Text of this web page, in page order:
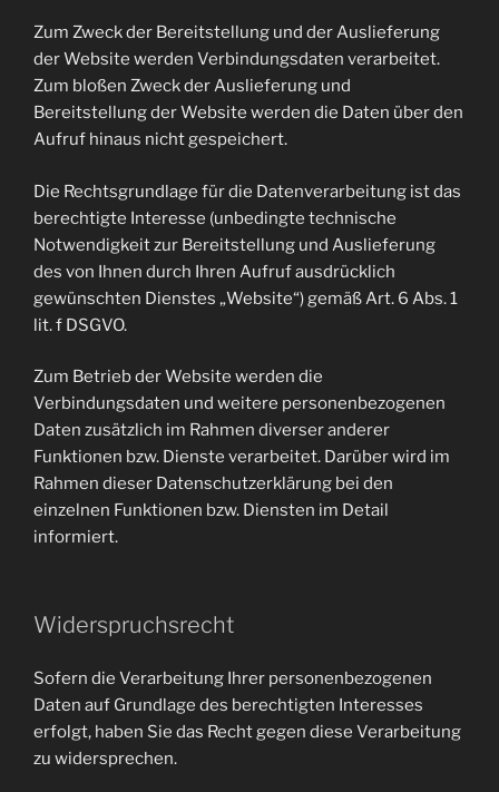
Zum Zweck der Bereitstellung und der Auslieferung
der Website werden Verbindungsdaten verarbeitet.
Zum bloßen Zweck der Auslieferung und
Bereitstellung der Website werden die Daten über den
Aufruf hinaus nicht gespeichert.
Die Rechtsgrundlage für die Datenverarbeitung ist das
berechtigte Interesse (unbedingte technische
Notwendigkeit zur Bereitstellung und Auslieferung
des von Ihnen durch Ihren Aufruf ausdrücklich
gewünschten Dienstes „Website“) gemäß Art. 6 Abs. 1
lit. f DSGVO.
Zum Betrieb der Website werden die
Verbindungsdaten und weitere personenbezogenen
Daten zusätzlich im Rahmen diverser anderer
Funktionen bzw. Dienste verarbeitet. Darüber wird im
Rahmen dieser Datenschutzerklärung bei den
einzelnen Funktionen bzw. Diensten im Detail
informiert.
Widerspruchsrecht
Sofern die Verarbeitung Ihrer personenbezogenen
Daten auf Grundlage des berechtigten Interesses
erfolgt, haben Sie das Recht gegen diese Verarbeitung
zu widersprechen.